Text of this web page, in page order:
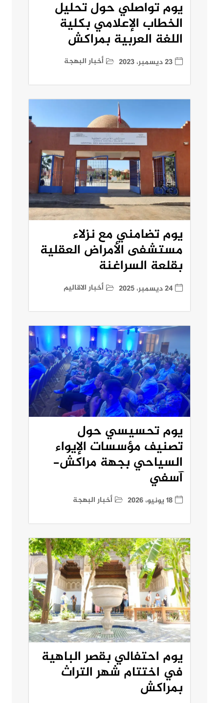
يوم تواصلي حول تحليل
الخطاب الإعلامي بكلية
اللغة العربية بمراكش
23 ديسمبر، 2023 أخبار البهجة
يوم تضامني مع نزلاء
مستشفى الأمراض العقلية
بقلعة السراغنة
24 ديسمبر، 2025 أخبار الاقاليم
يوم تحسيسي حول
تصنيف مؤسسات الإيواء
السياحي بجهة مراكش-
آسفي
18 يونيو، 2026 أخبار البهجة
يوم احتفالي بقصر الباهية
في اختتام شهر التراث
بمراكش